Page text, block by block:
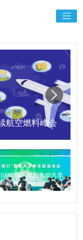
航空燃料峰会
辆！青岛氢能共享
进程